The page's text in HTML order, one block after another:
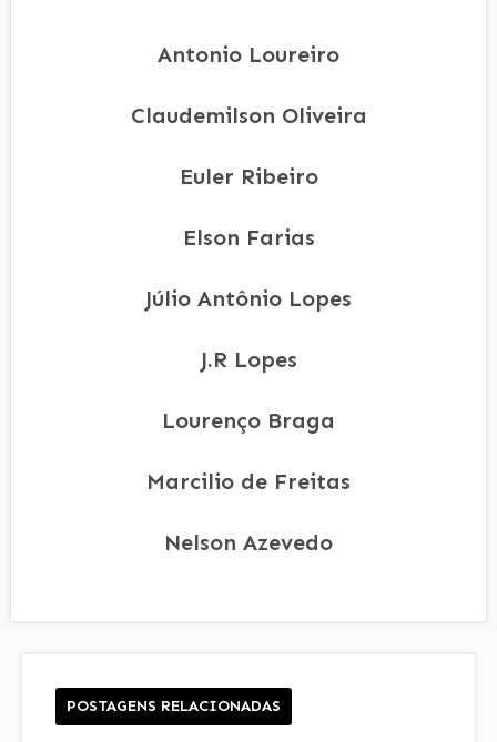
Antonio Loureiro
Claudemilson Oliveira
Euler Ribeiro
Elson Farias
Júlio Antônio Lopes
J.R Lopes
Lourenço Braga
Marcilio de Freitas
Nelson Azevedo
POSTAGENS RELACIONADAS